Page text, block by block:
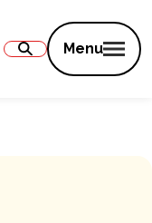
Menu